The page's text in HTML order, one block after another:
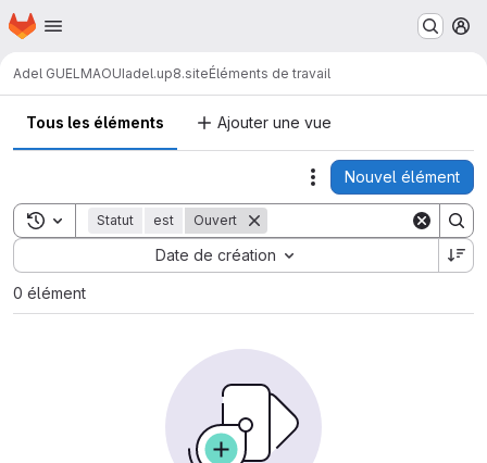
Passer au contenu principal
Page d'accueil
Adel GUELMAOUIadel.up8.siteÉléments de travail
Tous les éléments Ajouter une vue
Actions
Nouvel élément
Toggle search history
Statut est Ouvert
Date de création
Sort by:
0 élément